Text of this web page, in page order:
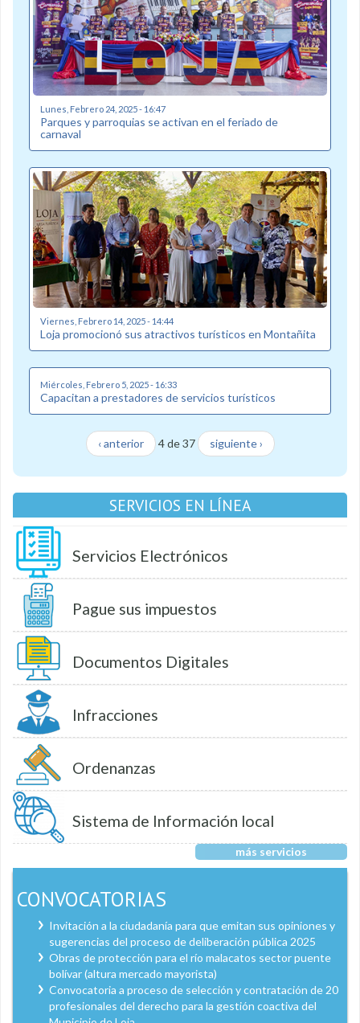
Lunes, Febrero 24, 2025 - 16:47
Parques y parroquias se activan en el feriado de
carnaval
Viernes, Febrero 14, 2025 - 14:44
Loja promocionó sus atractivos turísticos en Montañita
Miércoles, Febrero 5, 2025 - 16:33
Capacitan a prestadores de servicios turísticos
‹ anterior 4 de 37 siguiente ›
SERVICIOS EN LÍNEA
Servicios Electrónicos
Pague sus impuestos
Documentos Digitales
Infracciones
Ordenanzas
Sistema de Información local
más servicios
CONVOCATORIAS
Invitación a la ciudadanía para que emitan sus opiniones y
sugerencias del proceso de deliberación pública 2025
Obras de protección para el río malacatos sector puente
bolívar (altura mercado mayorista)
Convocatoria a proceso de selección y contratación de 20
profesionales del derecho para la gestión coactiva del